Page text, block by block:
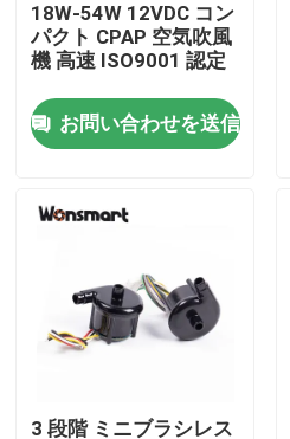
工場 ツアー
品質管理
連絡 ください
事件
引金 を 求め て ください
18W-54W 12VDC コン
パクト CPAP 空気吹風
機 高速 ISO9001 認定
お問い合わせを送信
3 段階 ミニブラシレス